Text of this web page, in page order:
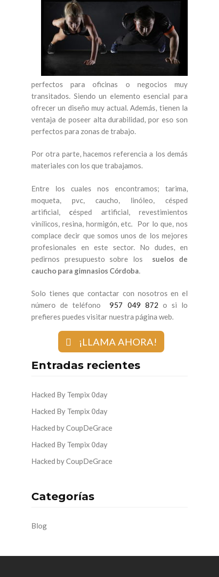
perfectos para oficinas o negocios muy
transitados. Siendo un elemento esencial para
ofrecer un diseño muy actual. Además, tienen la
ventaja de poseer alta durabilidad, por eso son
perfectos para zonas de trabajo.
Por otra parte, hacemos referencia a los demás
materiales con los que trabajamos.
Entre los cuales nos encontramos; tarima,
moqueta, pvc, caucho, linóleo, césped
artificial, césped artificial, revestimientos
vinílicos, resina, hormigón, etc. Por lo que, nos
complace decir que somos unos de los mejores
profesionales en este sector. No dudes, en
pedirnos presupuesto sobre los suelos de
caucho para gimnasios Córdoba
Solo tienes que contactar con nosotros en el
número de teléfono957 049 872 o si lo
prefieres puedes visitar nuestra página web.
¡LLAMA AHORA!
Entradas recientes
Hacked By Tempix 0day
Hacked By Tempix 0day
Hacked by CoupDeGrace
Hacked By Tempix 0day
Hacked by CoupDeGrace
Categorías
Blog